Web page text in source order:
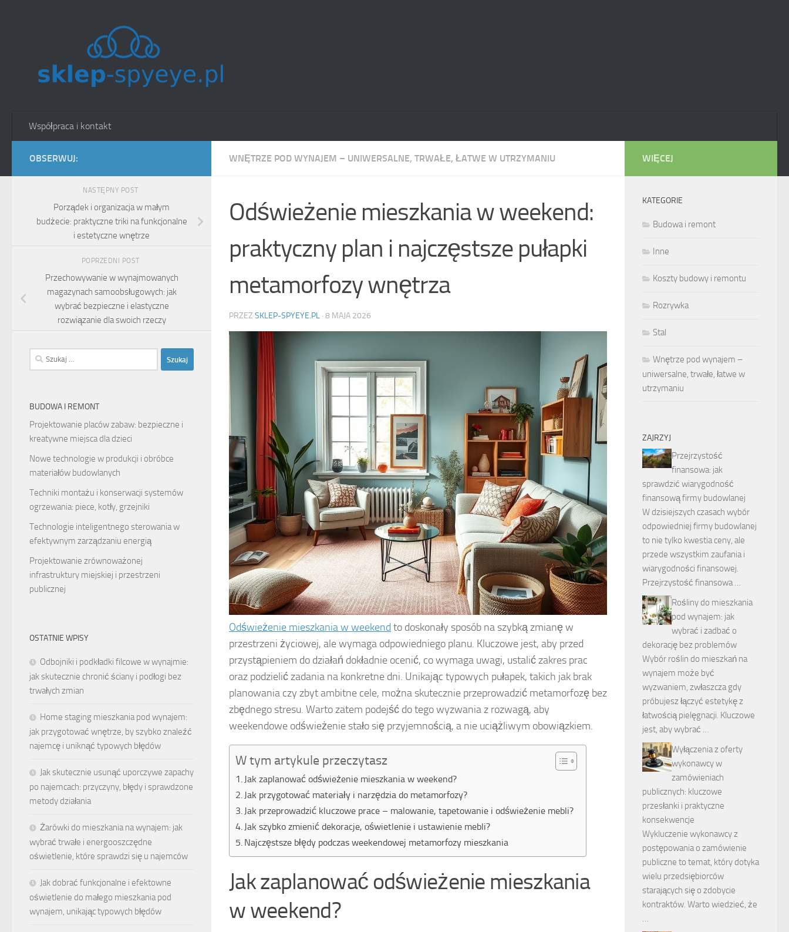
Współpraca i kontakt
WNĘTRZE POD WYNAJEM – UNIWERSALNE, TRWAŁE, ŁATWE W UTRZYMANIU
Odświeżenie mieszkania w weekend:
praktyczny plan i najczęstsze pułapki
metamorfozy wnętrza
PRZEZ SKLEP-SPYEYE.PL · 8 MAJA 2026
Odświeżenie mieszkania w weekend to doskonały sposób na szybką zmianę w
przestrzeni życiowej, ale wymaga odpowiedniego planu. Kluczowe jest, aby przed
przystąpieniem do działań dokładnie ocenić, co wymaga uwagi, ustalić zakres prac
oraz podzielić zadania na konkretne dni. Unikając typowych pułapek, takich jak brak
planowania czy zbyt ambitne cele, można skutecznie przeprowadzić metamorfozę bez
zbędnego stresu. Warto zatem podejść do tego wyzwania z rozwagą, aby
weekendowe odświeżenie stało się przyjemnością, a nie uciążliwym obowiązkiem.
W tym artykule przeczytasz
Jak zaplanować odświeżenie mieszkania w weekend?
Jak przygotować materiały i narzędzia do metamorfozy?
Jak przeprowadzić kluczowe prace – malowanie, tapetowanie i odświeżenie mebli?
Jak szybko zmienić dekoracje, oświetlenie i ustawienie mebli?
Najczęstsze błędy podczas weekendowej metamorfozy mieszkania
Jak zaplanować odświeżenie mieszkania
w weekend?
OBSERWUJ:
NASTĘPNY POST
Porządek i organizacja w małym
budżecie: praktyczne triki na funkcjonalne
i estetyczne wnętrze
POPRZEDNI POST
Przechowywanie w wynajmowanych
magazynach samoobsługowych: jak
wybrać bezpieczne i elastyczne
rozwiązanie dla swoich rzeczy
Szukaj:
BUDOWA I REMONT
Projektowanie placów zabaw: bezpieczne i
kreatywne miejsca dla dzieci
Nowe technologie w produkcji i obróbce
materiałów budowlanych
Techniki montażu i konserwacji systemów
ogrzewania: piece, kotły, grzejniki
Technologie inteligentnego sterowania w
efektywnym zarządzaniu energią
Projektowanie zrównoważonej
infrastruktury miejskiej i przestrzeni
publicznej
OSTATNIE WPISY
Odbojniki i podkładki filcowe w wynajmie:
jak skutecznie chronić ściany i podłogi bez
trwałych zmian
Home staging mieszkania pod wynajem:
jak przygotować wnętrze, by szybko znaleźć
najemcę i uniknąć typowych błędów
Jak skutecznie usunąć uporczywe zapachy
po najemcach: przyczyny, błędy i sprawdzone
metody działania
Żarówki do mieszkania na wynajem: jak
wybrać trwałe i energooszczędne
oświetlenie, które sprawdzi się u najemców
Jak dobrać funkcjonalne i efektowne
oświetlenie do małego mieszkania pod
wynajem, unikając typowych błędów
WIĘCEJ
KATEGORIE
Budowa i remont
Inne
Koszty budowy i remontu
Rozrywka
Stal
Wnętrze pod wynajem –
uniwersalne, trwałe, łatwe w
utrzymaniu
ZAJRZYJ
Przejrzystość
finansowa: jak
sprawdzić wiarygodność
finansową firmy budowlanej
W dzisiejszych czasach wybór
odpowiedniej firmy budowlanej
to nie tylko kwestia ceny, ale
przede wszystkim zaufania i
wiarygodności finansowej.
Przejrzystość finansowa …
Rośliny do mieszkania
pod wynajem: jak
wybrać i zadbać o
dekorację bez problemów
Wybór roślin do mieszkań na
wynajem może być
wyzwaniem, zwłaszcza gdy
próbujesz łączyć estetykę z
łatwością pielęgnacji. Kluczowe
jest, aby wybrać …
Wyłączenia z oferty
wykonawcy w
zamówieniach
publicznych: kluczowe
przesłanki i praktyczne
konsekwencje
Wykluczenie wykonawcy z
postępowania o zamówienie
publiczne to temat, który dotyka
wielu przedsiębiorców
starających się o zdobycie
kontraktów. Warto wiedzieć, że
…